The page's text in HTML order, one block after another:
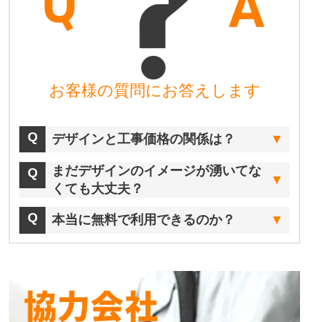
お客様の質問にお答えします
デザインと工事価格の関係は？
まだデザインのイメージが湧いてな
くても大丈夫？
本当に無料で利用できるのか？